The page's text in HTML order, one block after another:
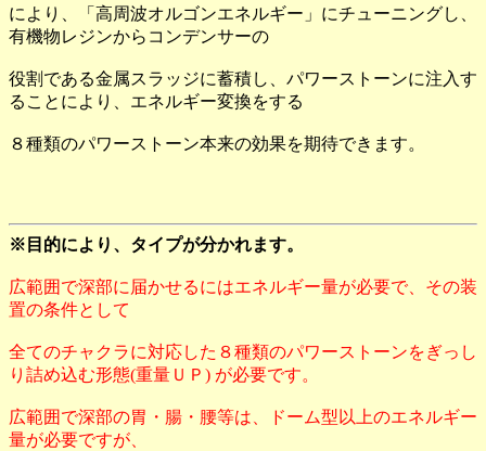
により、「高周波オルゴンエネルギー」にチューニングし、
有機物レジンからコンデンサーの
役割である金属スラッジに蓄積し、パワーストーンに注入す
ることにより、エネルギー変換をする
８種類のパワーストーン本来の効果を期待できます。
※目的により、タイプが分かれます。
広範囲で深部に届かせるにはエネルギー量が必要で、その装
置の条件として
全てのチャクラに対応した８種類のパワーストーンをぎっし
り詰め込む形態(重量ＵＰ) が必要です。
広範囲で深部の胃・腸・腰等は、ドーム型以上のエネルギー
量が必要ですが、